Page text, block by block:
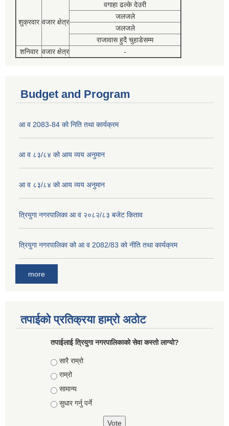
शुक्रवार वजार क्षेत्र
वगाहा ढल्के देउरी
जलजले
जलजले
राजावास हुदै चुहाडेसम्म
शनिवार वजार क्षेत्र -
Budget and Program
आ व 2083-84 को निति तथा कार्यक्रम
आ व ८३/८४ को आय व्यय अनुमान
आ व ८३/८४ को आय व्यय अनुमान
त्रियुगा नगरपालिका आ व २०८२/८३ बजेट किताव
त्रियुगा नगरपालिका को आ व 2082/83 को नीति तथा कार्यक्रम
more
तपाईको प्रतिक्रया हाम्रो अठोट
तपाईलाई त्रियुगा नगरपालिकाको सेवा कस्तो लाग्यो?
Choices
सारै राम्रो
राम्रो
सामान्य
सुधार गर्नु पर्ने